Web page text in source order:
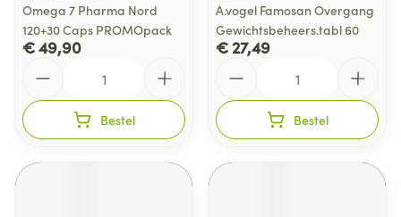
Omega 7 Pharma Nord
120+30 Caps PROMOpack
€ 49,90
Bestel
A.vogel Famosan Overgang
Gewichtsbeheers.tabl 60
€ 27,49
Bestel